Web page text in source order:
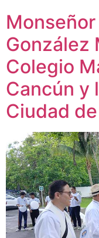
González
Colegio
Cancún y
Ciudad